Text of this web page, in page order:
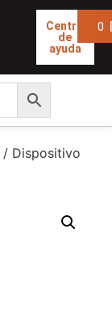
Centro
de
ayuda
0
/ Dispositivo